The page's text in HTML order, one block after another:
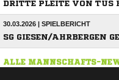
DRITTE PLEITE VON TUS
30.03.2026 | SPIELBERICHT
SG GIESEN/AHRBERGEN
ALLE MANNSCHAFTS-